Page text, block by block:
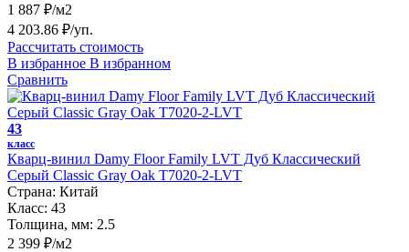
1 887 ₽/м2
4 203.86 ₽/уп.
Рассчитать стоимость
В избранное В избранном
Сравнить
43
класс
Кварц-винил Damy Floor Family LVT Дуб Классический
Серый Classic Gray Oak T7020-2-LVT
Страна: Китай
Класс: 43
Толщина, мм: 2.5
2 399 ₽/м2